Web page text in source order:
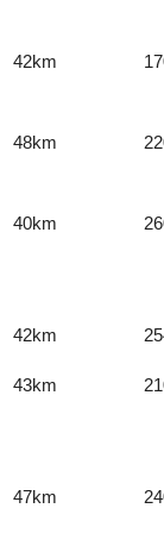
42km
48km
40km
42km
43km
47km